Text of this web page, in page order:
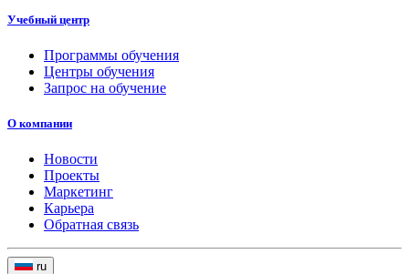
Учебный центр
Программы обучения
Центры обучения
Запрос на обучение
О компании
Новости
Проекты
Маркетинг
Карьера
Обратная связь
ru